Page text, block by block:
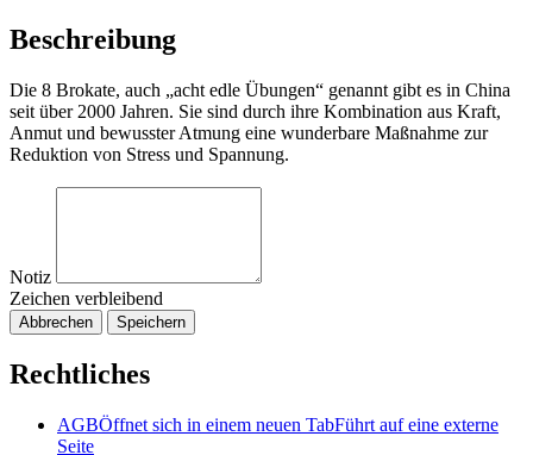
Beschreibung
Die 8 Brokate, auch „acht edle Übungen“ genannt gibt es in China
seit über 2000 Jahren. Sie sind durch ihre Kombination aus Kraft,
Anmut und bewusster Atmung eine wunderbare Maßnahme zur
Reduktion von Stress und Spannung.
Notiz
Zeichen verbleibend
Abbrechen Speichern
Rechtliches
AGBÖffnet sich in einem neuen TabFührt auf eine externe
Seite